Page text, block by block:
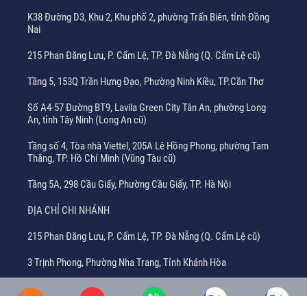
K38 Đường D3, Khu 2, Khu phố 2, phường Trấn Biên, tỉnh Đồng
Nai
215 Phan Đăng Lưu, P. Cẩm Lệ, TP. Đà Nẵng (Q. Cẩm Lệ cũ)
Tầng 5, 153Q Trần Hưng Đạo, Phường Ninh Kiều, TP.Cần Thơ
Số A4-57 Đường BT9, Lavila Green City Tân An, phường Long
An, tỉnh Tây Ninh (Long An cũ)
Tầng số 4, Tòa nhà Viettel, 205A Lê Hồng Phong, phường Tam
Thắng, TP. Hồ Chí Minh (Vũng Tàu cũ)
Tầng 5A, 298 Cầu Giấy, Phường Cầu Giấy, TP. Hà Nội
ĐỊA CHỈ CHI NHÁNH
215 Phan Đăng Lưu, P. Cẩm Lệ, TP. Đà Nẵng (Q. Cẩm Lệ cũ)
3 Trịnh Phong, Phường Nha Trang, Tỉnh Khánh Hòa